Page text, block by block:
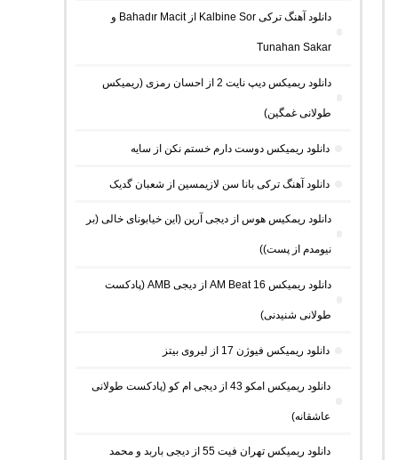
دانلود آهنگ ترکی Kalbine Sor از Bahadır Macit و
Tunahan Sakar
دانلود ریمیکس دیپ نایت 2 از احسان رمزی (ریمیکس
طولانی غمگین)
دانلود ریمیکس دوست دارم خستم نکن از سایه
دانلود آهنگ ترکی بانا سن لازیمسین از شعبان گدیک
دانلود ریمکیس هوس از دیجی آرین (این خیابونای خالی (بر
نیومدم از پست))
دانلود ریمیکس AM Beat 16 از دیجی AMB (پادکست
طولانی شنیدنی)
دانلود ریمیکس فیوژن 17 از لیروی بیتز
دانلود ریمیکس امکو 43 از دیجی ام کو (پادکست طولانی
عاشقانه)
دانلود ریمیکس تهران فیت 55 از دیجی باربد و محمد